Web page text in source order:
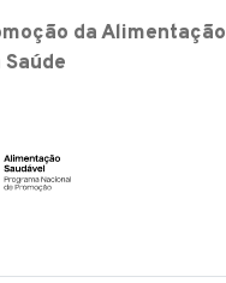
da Alimentação